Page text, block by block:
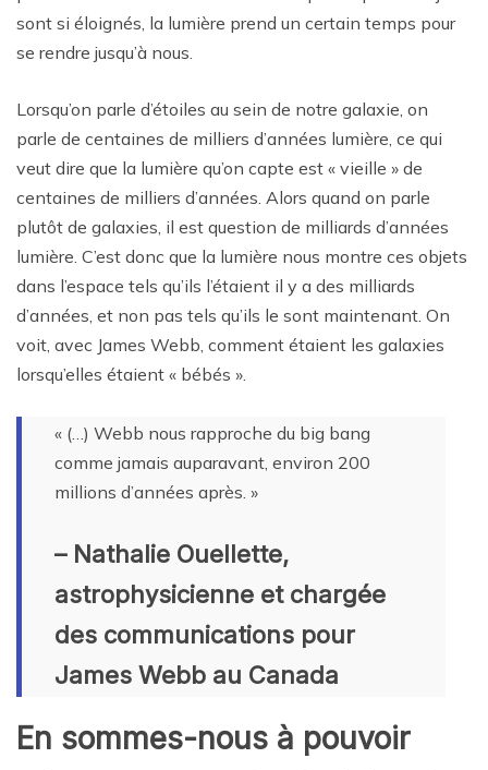
sont si éloignés, la lumière prend un certain temps pour
se rendre jusqu’à nous.
Lorsqu’on parle d’étoiles au sein de notre galaxie, on
parle de centaines de milliers d’années lumière, ce qui
veut dire que la lumière qu’on capte est « vieille » de
centaines de milliers d’années. Alors quand on parle
plutôt de galaxies, il est question de milliards d’années
lumière. C’est donc que la lumière nous montre ces objets
dans l’espace tels qu’ils l’étaient il y a des milliards
d’années, et non pas tels qu’ils le sont maintenant. On
voit, avec James Webb, comment étaient les galaxies
lorsqu’elles étaient « bébés ».
« (…) Webb nous rapproche du big bang
comme jamais auparavant, environ 200
millions d’années après. »
– Nathalie Ouellette,
astrophysicienne et chargée
des communications pour
James Webb au Canada
En sommes-nous à pouvoir